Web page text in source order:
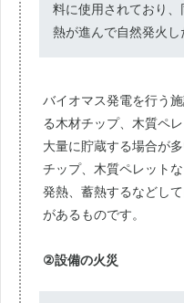
料に使用されており
熱が進んで自然発火し
バイオマス発電を行う
る木材チップ、木質ペ
大量に貯蔵する場合が
チップ、木質ペレット
発熱、蓄熱するなどし
があるものです。
②設備の火災